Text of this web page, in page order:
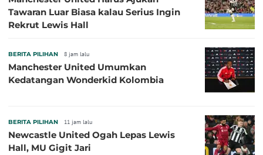
Tawaran Luar Biasa kalau Serius Ingin
Rekrut Lewis Hall
BERITA PILIHAN 8 jam lalu
Manchester United Umumkan
Kedatangan Wonderkid Kolombia
BERITA PILIHAN 11 jam lalu
Newcastle United Ogah Lepas Lewis
Hall, MU Gigit Jari